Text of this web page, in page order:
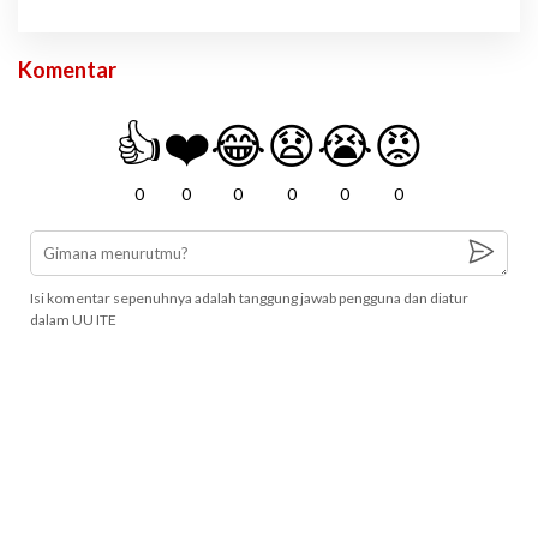
Komentar
👍
0
❤️
0
😂
0
😧
0
😭
0
😡
0
Isi komentar sepenuhnya adalah tanggung jawab pengguna dan diatur
dalam UU ITE